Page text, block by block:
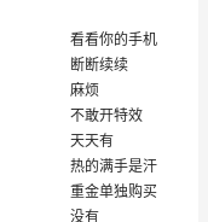
看看你的手机
断断续续
麻烦
不敢开特效
天天有
热的满手是汗
重金单独购买
没有